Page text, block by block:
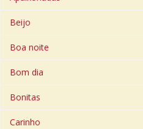
Beijo
Boa noite
Bom dia
Bonitas
Carinho